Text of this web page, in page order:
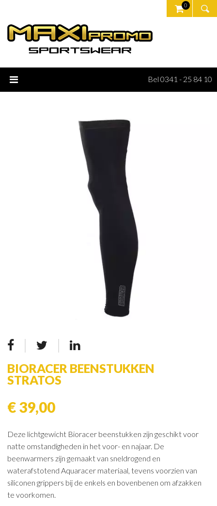
0
Bel 0341 - 25 84 10
BIORACER BEENSTUKKEN
STRATOS
€ 39,00
Deze lichtgewicht Bioracer beenstukken zijn geschikt voor
natte omstandigheden in het voor- en najaar. De
beenwarmers zijn gemaakt van sneldrogend en
waterafstotend Aquaracer materiaal, tevens voorzien van
siliconen grippers bij de enkels en bovenbenen om afzakken
te voorkomen.